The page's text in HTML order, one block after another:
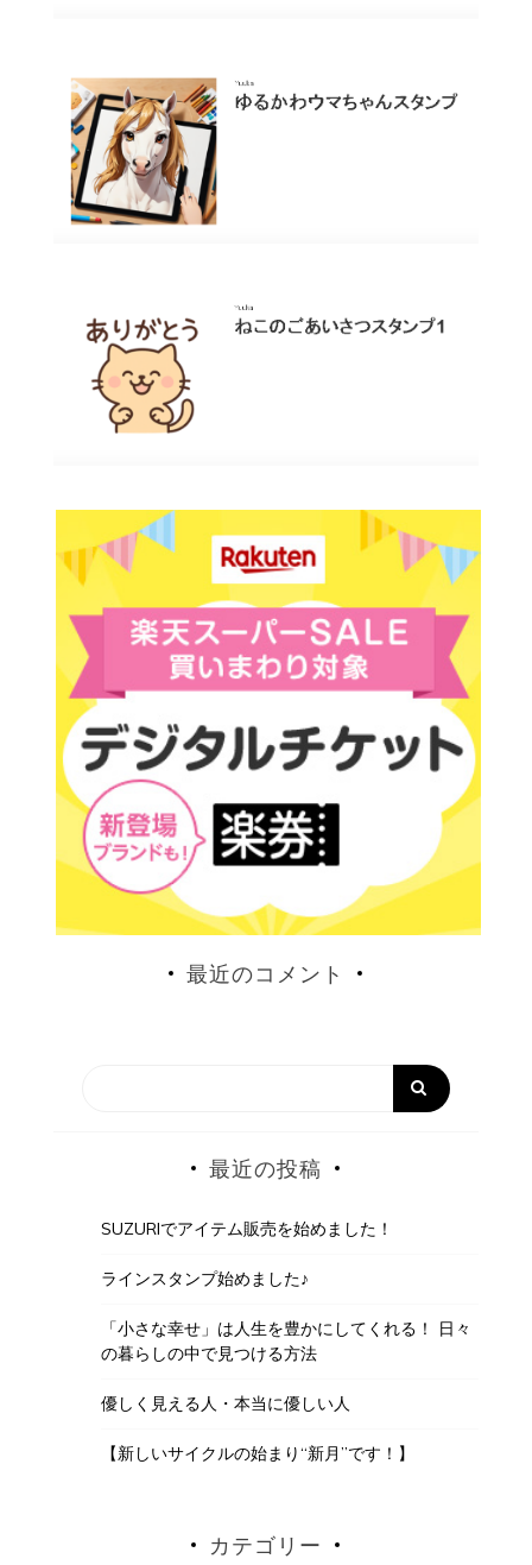
最近のコメント
最近の投稿
SUZURIでアイテム販売を始めました！
ラインスタンプ始めました♪
「小さな幸せ」は人生を豊かにしてくれる！ 日々
の暮らしの中で見つける方法
優しく見える人・本当に優しい人
【新しいサイクルの始まり“新月”です！】
カテゴリー